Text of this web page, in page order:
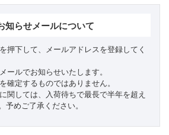
知らせメールについて
押下して、メールアドレスを登録してく
ールでお知らせいたします。
確定するものではありません。
関しては、入荷待ちで最長で半年を超え
予めご了承ください。